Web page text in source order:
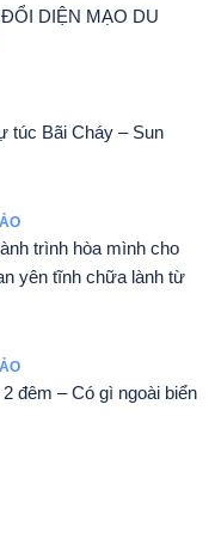
DIỆN MẠO DU
túc Bãi Cháy – Sun
trình hòa mình cho
yên tĩnh chữa lành từ
đêm – Có gì ngoài biển